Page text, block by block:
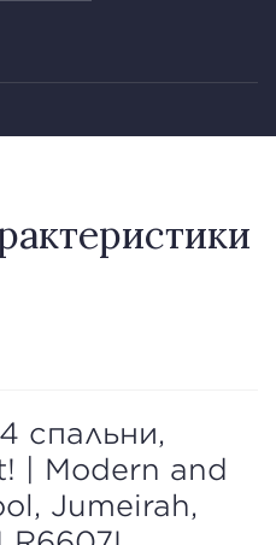
спальни,
| Modern and
Jumeirah,